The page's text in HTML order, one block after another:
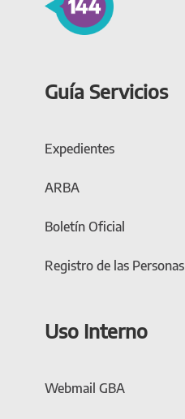
Guía Servicios
Expedientes
ARBA
Boletín Oficial
Registro de las Personas
Uso Interno
Webmail GBA